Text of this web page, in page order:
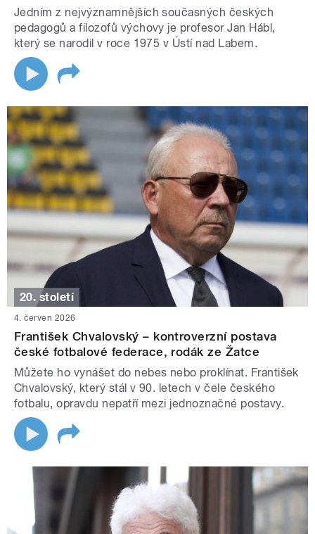
Jedním z nejvýznamnějších současných českých
pedagogů a filozofů výchovy je profesor Jan Hábl,
který se narodil v roce 1975 v Ústí nad Labem.
20. století
4. červen 2026
František Chvalovský – kontroverzní postava
české fotbalové federace, rodák ze Žatce
Můžete ho vynášet do nebes nebo proklínat. František
Chvalovský, který stál v 90. letech v čele českého
fotbalu, opravdu nepatří mezi jednoznačné postavy.